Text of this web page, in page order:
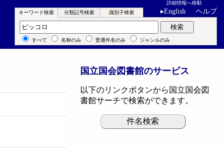
詳細情報へ移動
▸English ヘルプ
キーワード検索 分類記号検索 識別子検索
キーワード検索 検索
すべて 名称のみ 普通件名のみ ジャンルのみ
国立国会図書館のサービス
以下のリンクボタンから国立国会図
書館サーチで検索ができます。
件名検索